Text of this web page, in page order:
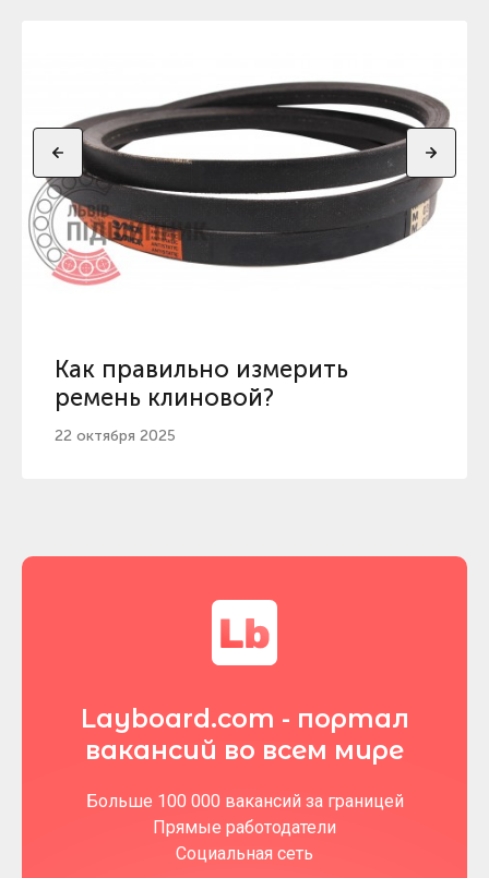
Как правильно измерить
ремень клиновой?
22 октября 2025
Layboard.com - портал
вакансий во всем мире
Больше 100 000 вакансий за границей
Прямые работодатели
Социальная сеть